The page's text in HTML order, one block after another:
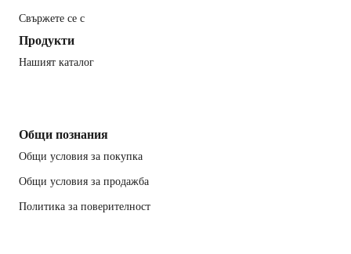
Свържете се с
Продукти
Нашият каталог
Общи познания
Общи условия за покупка
Общи условия за продажба
Политика за поверителност